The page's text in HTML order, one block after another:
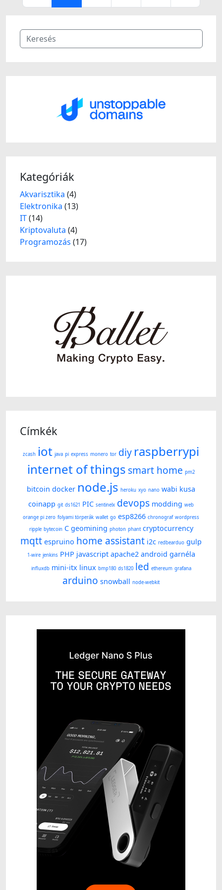
Kategóriák
Akvarisztika (4)
Elektronika (13)
IT(14)
Kriptovaluta (4)
Programozás (17)
Címkék
zcash iot java pi express monero tor diy raspberrypi
internet of things smart home pm2
bitcoin docker node.js heroku xyo nano wabi kusa
coinapp git ds1621 PIC sentinelx devops modding web
orange pi zero folyami törperák wallet go esp8266 chronograf wordpress
ripple bytecoin C geomining photon phant cryptocurrency
mqtt espruino home assistant i2c redbearduo gulp
1-wire jenkins PHP javascript apache2 android garnéla
influxdb mini-itx linux bmp180 ds1820 led ethereum grafana
arduino snowball node-webkit